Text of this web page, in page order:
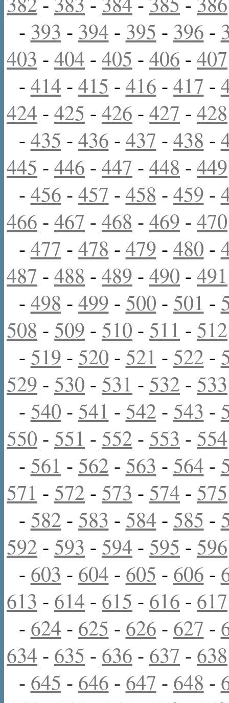
- 393 - 394 - 395 - 396 -
403 - 404 - 405 - 406 - 407
- 414 - 415 - 416 - 417 -
424 - 425 - 426 - 427 - 428
- 435 - 436 - 437 - 438 -
445 - 446 - 447 - 448 - 449
- 456 - 457 - 458 - 459 -
466 - 467 - 468 - 469 - 470
- 477 - 478 - 479 - 480 -
487 - 488 - 489 - 490 - 491
- 498 - 499 - 500 - 501 -
508 - 509 - 510 - 511 - 512
- 519 - 520 - 521 - 522 -
529 - 530 - 531 - 532 - 533
- 540 - 541 - 542 - 543 -
550 - 551 - 552 - 553 - 554
- 561 - 562 - 563 - 564 -
571 - 572 - 573 - 574 - 575
- 582 - 583 - 584 - 585 -
592 - 593 - 594 - 595 - 596
- 603 - 604 - 605 - 606 -
613 - 614 - 615 - 616 - 617
- 624 - 625 - 626 - 627 -
634 - 635 - 636 - 637 - 638
- 645 - 646 - 647 - 648 -